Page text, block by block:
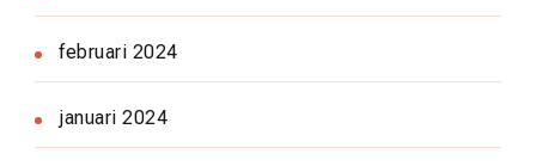
februari 2024
januari 2024